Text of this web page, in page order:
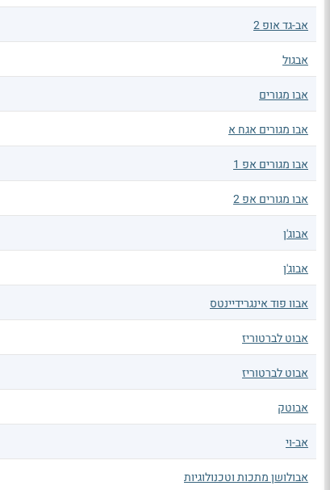
אב-גד אופ 2
אבגול
אבו מגורים
אבו מגורים אגח א
אבו מגורים אפ 1
אבו מגורים אפ 2
אבוג'ן
אבוג'ן
אבוו פוד אינגרידיינטס
אבוט לברטוריז
אבוט לברטוריז
אבוטק
אב-וי
אבולושן מתכות וטכנולוגיות